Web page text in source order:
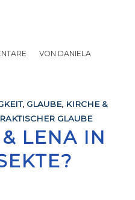
VON DANIELA
, GLAUBE, KIRCHE &
GLAUBE
LENA IN